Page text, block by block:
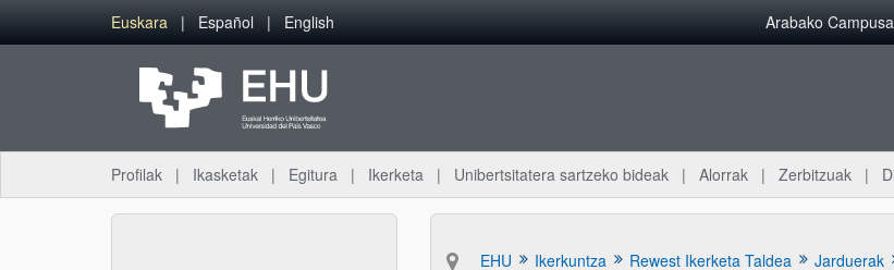
Eduki nagusira joan
Euskara Español English Arabako Campusa
Profilak Ikasketak Egitura Ikerketa Unibertsitatera sartzeko bideak Alorrak Zerbitzuak
EHU Ikerkuntza Rewest Ikerketa Taldea Jarduerak